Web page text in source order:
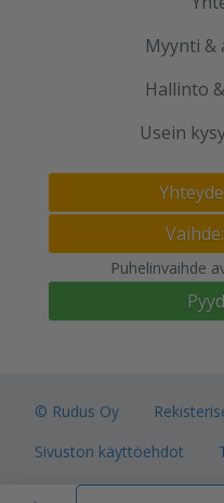
Myynti &
Hallinto
Usein
Puhelinvaihde
© Rudus Oy
Sivuston käyttöehdot
Verkkokauppojen